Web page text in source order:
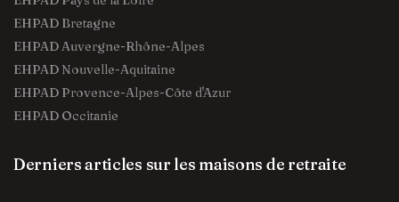
EHPAD Bretagne
EHPAD Auvergne-Rhône-Alpes
EHPAD Nouvelle-Aquitaine
EHPAD Provence-Alpes-Côte d'Azur
EHPAD Occitanie
Derniers articles sur les maisons de retraite